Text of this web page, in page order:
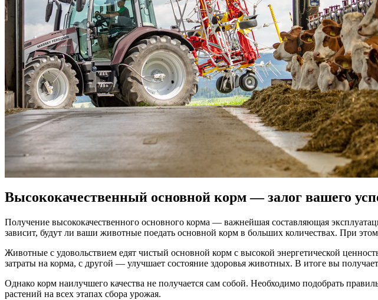
Высококачественный основной корм — залог вашего
Получение высококачественного основного корма — важнейшая составляющая
зависит, будут ли ваши животные поедать основной корм в больших количествах. При
Животные с удовольствием едят чистый основной корм с высокой энергетической
затраты на корма, с другой — улучшает состояние здоровья животных. В итоге вы
Однако корм наилучшего качества не получается сам собой. Необходимо подобрать
растений на всех этапах сбора урожая.